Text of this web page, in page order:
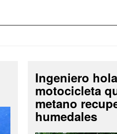
Ingeniero
motocicleta
metano
humedales